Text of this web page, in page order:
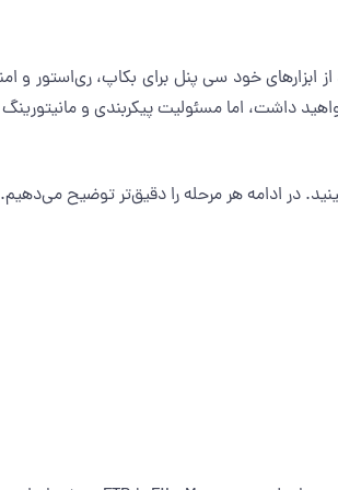
در ادامه هر مرحله را دقیق‌تر توضیح می‌دهیم.